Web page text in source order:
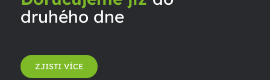
druhého dne
ZJISTI VÍCE